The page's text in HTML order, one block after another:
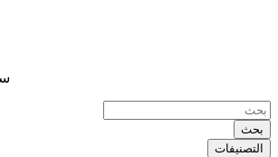
بحث
التصنيفات